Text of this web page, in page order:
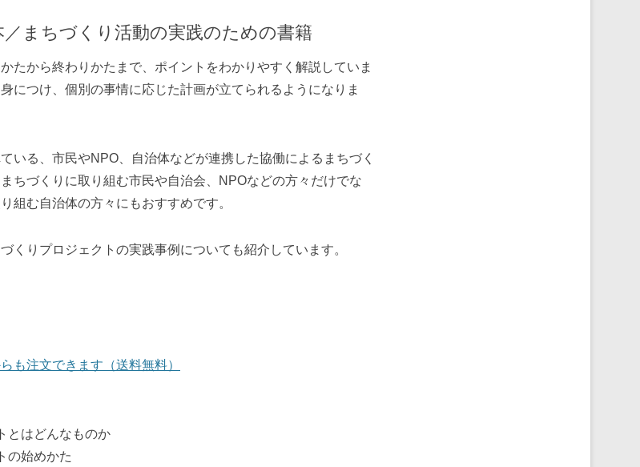
まちづくり活動の実践のための書籍
たから終わりかたまで、ポイントをわかりやすく解説していま
につけ、個別の事情に応じた計画が立てられるようになりま
いる、市民やNPO、自治体などが連携した協働によるまちづく
ちづくりに取り組む市民や自治会、NPOなどの方々だけでな
組む自治体の方々にもおすすめです。
くりプロジェクトの実践事例についても紹介しています。
も注文できます（送料無料）
とはどんなものか
の始めかた